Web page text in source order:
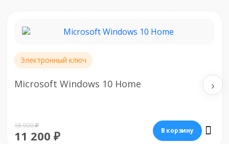
Электронный ключ
Microsoft Windows 10 Professional
21 900 ₽
14 000 ₽ В корзину
‹ ›